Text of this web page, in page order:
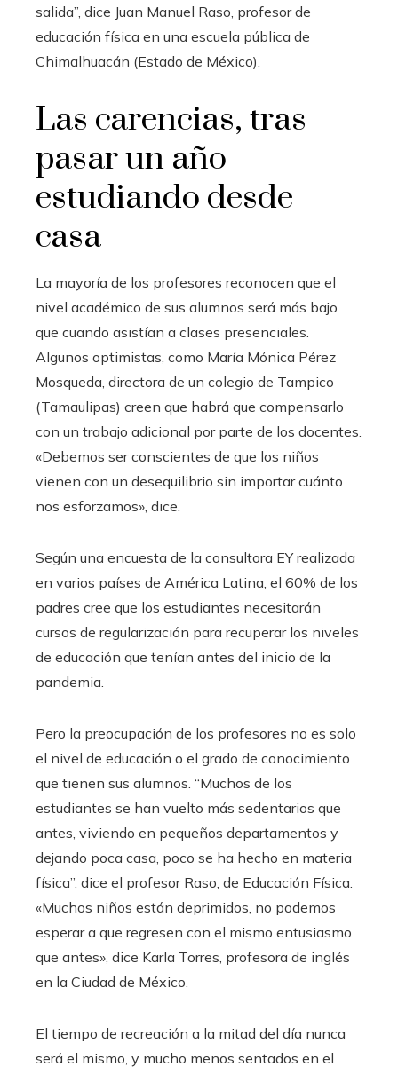
salida”, dice Juan Manuel Raso, profesor de
educación física en una escuela pública de
Chimalhuacán (Estado de México).
Las carencias, tras
pasar un año
estudiando desde
casa
La mayoría de los profesores reconocen que el
nivel académico de sus alumnos será más bajo
que cuando asistían a clases presenciales.
Algunos optimistas, como María Mónica Pérez
Mosqueda, directora de un colegio de Tampico
(Tamaulipas) creen que habrá que compensarlo
con un trabajo adicional por parte de los docentes.
«Debemos ser conscientes de que los niños
vienen con un desequilibrio sin importar cuánto
nos esforzamos», dice.
Según una encuesta de la consultora EY realizada
en varios países de América Latina, el 60% de los
padres cree que los estudiantes necesitarán
cursos de regularización para recuperar los niveles
de educación que tenían antes del inicio de la
pandemia.
Pero la preocupación de los profesores no es solo
el nivel de educación o el grado de conocimiento
que tienen sus alumnos. “Muchos de los
estudiantes se han vuelto más sedentarios que
antes, viviendo en pequeños departamentos y
dejando poca casa, poco se ha hecho en materia
física”, dice el profesor Raso, de Educación Física.
«Muchos niños están deprimidos, no podemos
esperar a que regresen con el mismo entusiasmo
que antes», dice Karla Torres, profesora de inglés
en la Ciudad de México.
El tiempo de recreación a la mitad del día nunca
será el mismo, y mucho menos sentados en el